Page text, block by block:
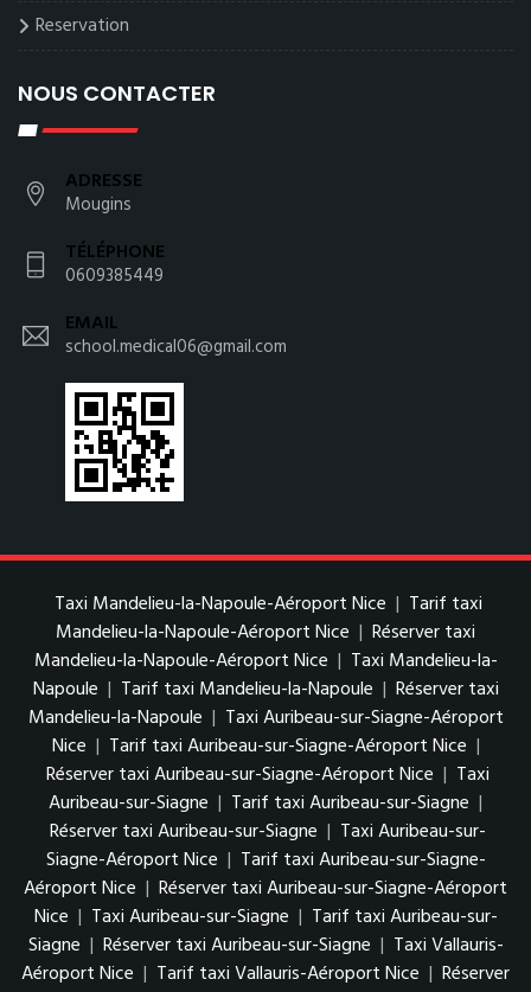
Reservation
NOUS CONTACTER
ADRESSE
Mougins
TÉLÉPHONE
0609385449
EMAIL
school.medical06@gmail.com
Taxi Mandelieu-la-Napoule-Aéroport Nice | Tarif taxi
Mandelieu-la-Napoule-Aéroport Nice | Réserver taxi
Mandelieu-la-Napoule-Aéroport Nice | Taxi Mandelieu-la-
Napoule | Tarif taxi Mandelieu-la-Napoule | Réserver taxi
Mandelieu-la-Napoule | Taxi Auribeau-sur-Siagne-Aéroport
Nice | Tarif taxi Auribeau-sur-Siagne-Aéroport Nice |
Réserver taxi Auribeau-sur-Siagne-Aéroport Nice | Taxi
Auribeau-sur-Siagne | Tarif taxi Auribeau-sur-Siagne |
Réserver taxi Auribeau-sur-Siagne | Taxi Auribeau-sur-
Siagne-Aéroport Nice | Tarif taxi Auribeau-sur-Siagne-
Aéroport Nice | Réserver taxi Auribeau-sur-Siagne-Aéroport
Nice | Taxi Auribeau-sur-Siagne | Tarif taxi Auribeau-sur-
Siagne | Réserver taxi Auribeau-sur-Siagne | Taxi Vallauris-
Aéroport Nice | Tarif taxi Vallauris-Aéroport Nice | Réserver